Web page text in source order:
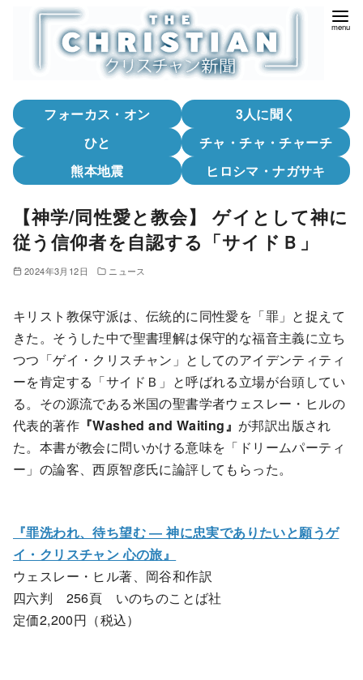
フォーカス・オン
3人に聞く
ひと
チャ・チャ・チャーチ
熊本地震
ヒロシマ・ナガサキ
【神学/同性愛と教会】 ゲイとして神に
従う信仰者を自認する「サイドＢ」
2024年3月12日 ニュース
キリスト教保守派は、伝統的に同性愛を「罪」と捉えて
きた。そうした中で聖書理解は保守的な福音主義に立ち
つつ「ゲイ・クリスチャン」としてのアイデンティティ
ーを肯定する「サイドＢ」と呼ばれる立場が台頭してい
る。その源流である米国の聖書学者ウェスレー・ヒルの
代表的著作 『Washed and Waiting』 が邦訳出版され
た。本書が教会に問いかける意味を「ドリームパーティ
ー」の論客、西原智彦氏に論評してもらった。
『罪洗われ、待ち望む ― 神に忠実でありたいと願うゲ
イ・クリスチャン 心の旅』
ウェスレー・ヒル著、岡谷和作訳
四六判 256頁 いのちのことば社
定価2,200円（税込）